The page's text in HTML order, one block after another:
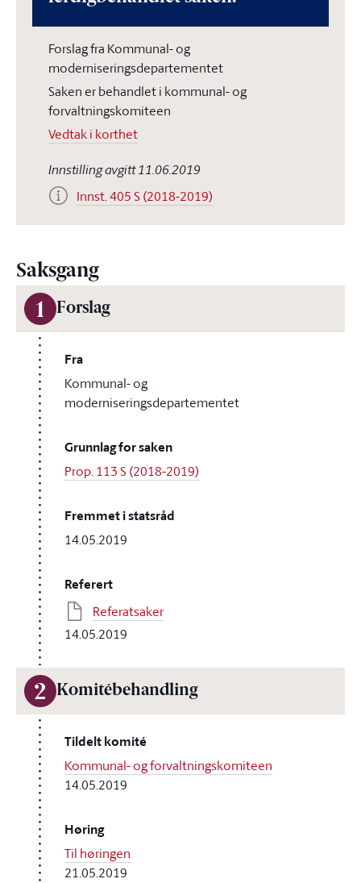
Forslag fra Kommunal- og
moderniseringsdepartementet
Saken er behandlet i kommunal- og
forvaltningskomiteen
Vedtak i korthet
Innstilling avgitt 11.06.2019
Innst. 405 S (2018-2019)
Saksgang
1 Forslag
Fra
Kommunal- og
moderniseringsdepartementet
Grunnlag for saken
Prop. 113 S (2018-2019)
Fremmet i statsråd
14.05.2019
Referert
Referatsaker
14.05.2019
2 Komitébehandling
Tildelt komité
Kommunal- og forvaltningskomiteen
14.05.2019
Høring
Til høringen
21.05.2019